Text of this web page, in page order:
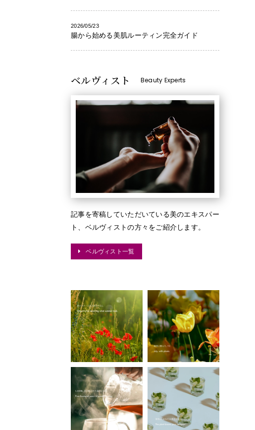
2026/05/23
腸から始める美肌ルーティン完全ガイド
ベルヴィスト Beauty Experts
記事を寄稿していただいている美のエキスパー
ト、ベルヴィストの方々をご紹介します。
ベルヴィスト一覧